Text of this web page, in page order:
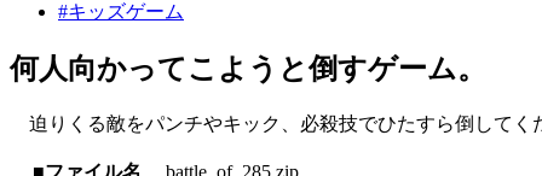
#キッズゲーム
何人向かってこようと倒すゲーム。
迫りくる敵をパンチやキック、必殺技でひたすら倒してく
■ファイル名 battle_of_285.zip